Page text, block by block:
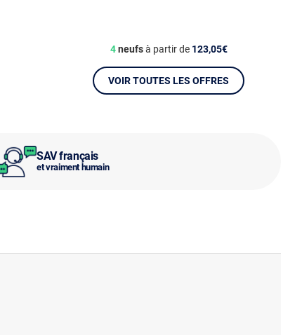
SAV français
et vraiment humain
4neufsà partir de 123,05€
VOIR TOUTES LES OFFRES